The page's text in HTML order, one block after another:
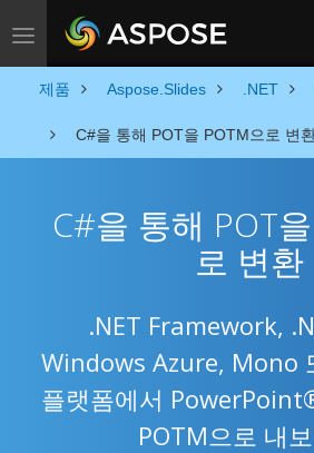
Toggle navigation
제품 Aspose.Slides .NET
C#을 통해 POT을 POTM으로 변
C#을 통해 POT
로 변환
.NET Framework,
Windows Azure, Mono
플랫폼에서
POTM으로 내